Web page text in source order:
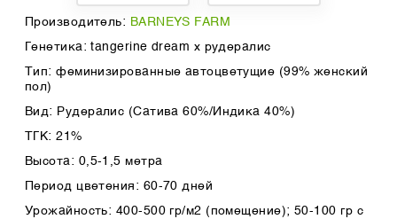
Производитель: BARNEYS FARM
Генетика: tangerine dream x рудералис
Тип: феминизированные автоцветущие (99% женский
пол)
Вид: Рудералис (Сатива 60%/Индика 40%)
ТГК: 21%
Высота: 0,5-1,5 метра
Период цветения: 60-70 дней
Урожайность: 400-500 гр/м2 (помещение); 50-100 гр с